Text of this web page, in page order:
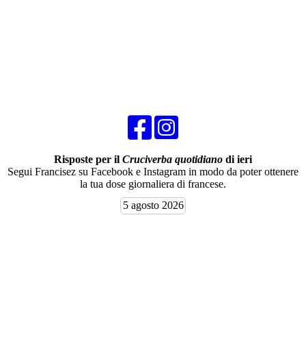
Risposte per il Cruciverba quotidiano di ieri
Segui Francisez su Facebook e Instagram in modo da poter ottenere
la tua dose giornaliera di francese.
5 agosto 2026